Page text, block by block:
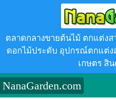
ตลาดกลางขายต้นไม้ ตกแต่ง
ดอกไม้ประดับ อุปกรณ์ตกแต่ง
เกษตร สิน
NanaGarden.com